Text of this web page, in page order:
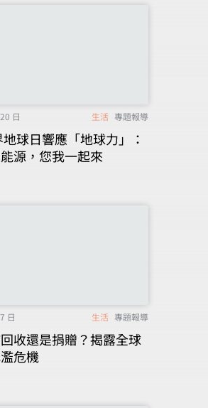
日 生活 專題報導
球日響應「地球力」：
源，您我一起來
日 生活 專題報導
收還是捐贈？揭露全球
危機